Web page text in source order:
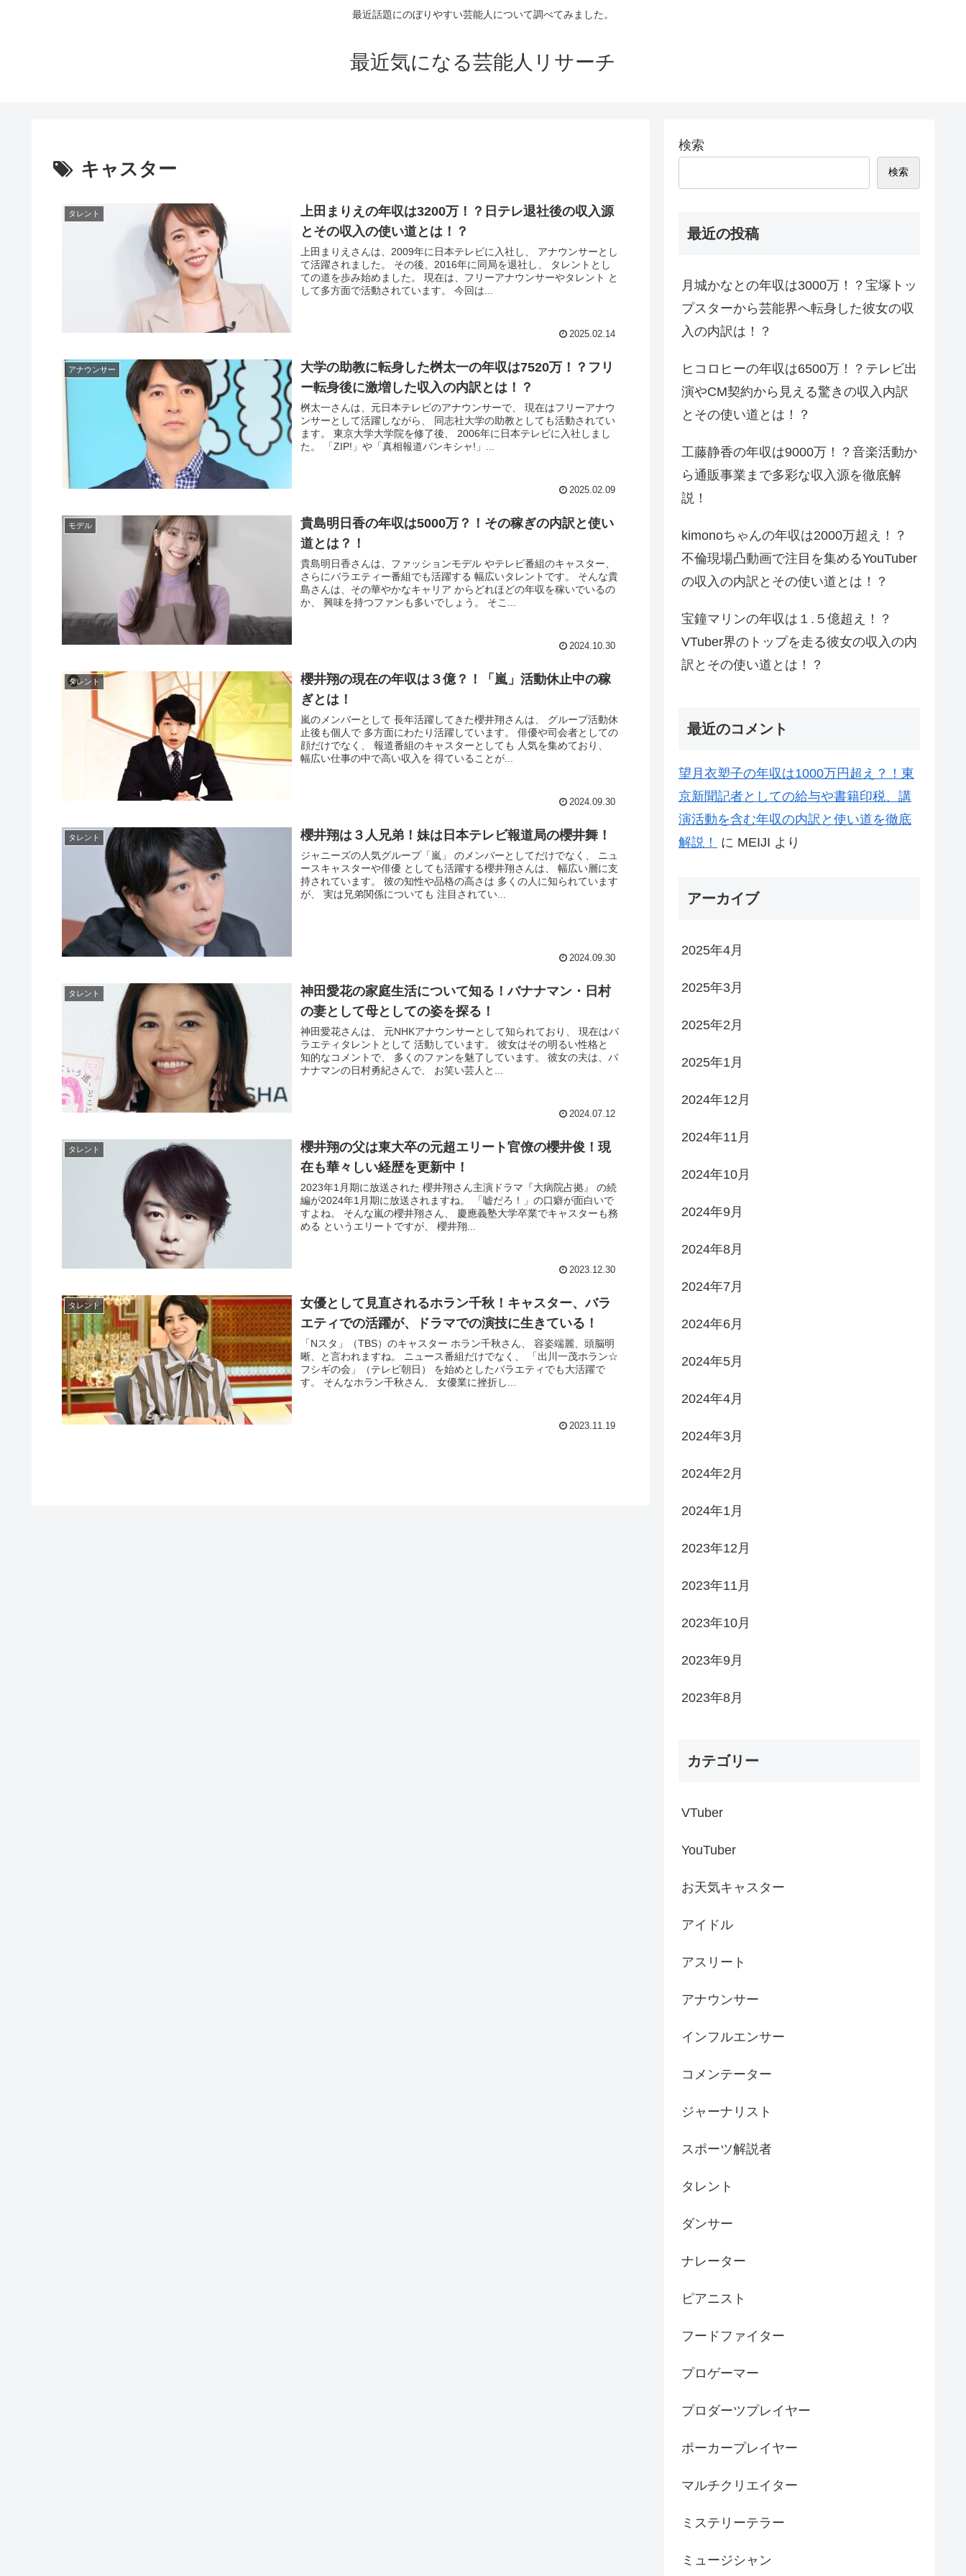
最近話題にのぼりやすい芸能人について調べてみました。
最近気になる芸能人リサーチ
キャスター
タレント
上田まりえの年収は3200万！？日テレ退社後の収入源
とその収入の使い道とは！？
上田まりえさんは、2009年に日本テレビに入社し、 アナウンサーとし
て活躍されました。 その後、2016年に同局を退社し、 タレントとし
ての道を歩み始めました。 現在は、フリーアナウンサーやタレント と
して多方面で活動されています。 今回は...
2025.02.14
アナウンサー
大学の助教に転身した桝太一の年収は7520万！？フリ
ー転身後に激増した収入の内訳とは！？
桝太一さんは、元日本テレビのアナウンサーで、 現在はフリーアナウ
ンサーとして活躍しながら、 同志社大学の助教としても活動されてい
ます。 東京大学大学院を修了後、 2006年に日本テレビに入社しまし
た。 「ZIP!」や「真相報道バンキシャ!」...
2025.02.09
モデル
貴島明日香の年収は5000万？！その稼ぎの内訳と使い
道とは？！
貴島明日香さんは、ファッションモデル やテレビ番組のキャスター、
さらにバラエティー番組でも活躍する 幅広いタレントです。 そんな貴
島さんは、その華やかなキャリア からどれほどの年収を稼いでいるの
か、 興味を持つファンも多いでしょう。 そこ...
2024.10.30
タレント
櫻井翔の現在の年収は３億？！「嵐」活動休止中の稼
ぎとは！
嵐のメンバーとして 長年活躍してきた櫻井翔さんは、 グループ活動休
止後も個人で 多方面にわたり活躍しています。 俳優や司会者としての
顔だけでなく、 報道番組のキャスターとしても 人気を集めており、
幅広い仕事の中で高い収入を 得ていることが...
2024.09.30
タレント 櫻井翔は３人兄弟！妹は日本テレビ報道局の櫻井舞！
ジャニーズの人気グループ「嵐」 のメンバーとしてだけでなく、 ニュ
ースキャスターや俳優 としても活躍する櫻井翔さんは、 幅広い層に支
持されています。 彼の知性や品格の高さは 多くの人に知られています
が、 実は兄弟関係についても 注目されてい...
2024.09.30
タレント
神田愛花の家庭生活について知る！バナナマン・日村
の妻として母としての姿を探る！
神田愛花さんは、 元NHKアナウンサーとして知られており、 現在はバ
ラエティタレントとして 活動しています。 彼女はその明るい性格と
知的なコメントで、 多くのファンを魅了しています。 彼女の夫は、バ
ナナマンの日村勇紀さんで、 お笑い芸人と...
2024.07.12
タレント
櫻井翔の父は東大卒の元超エリート官僚の櫻井俊！現
在も華々しい経歴を更新中！
2023年1月期に放送された 櫻井翔さん主演ドラマ『大病院占拠』 の続
編が2024年1月期に放送されますね。 「嘘だろ！」の口癖が面白いで
すよね。 そんな嵐の櫻井翔さん、 慶應義塾大学卒業でキャスターも務
める というエリートですが、 櫻井翔...
2023.12.30
タレント
女優として見直されるホラン千秋！キャスター、バラ
エティでの活躍が、ドラマでの演技に生きている！
「Nスタ」（TBS）のキャスター ホラン千秋さん、 容姿端麗、頭脳明
晰、と言われますね。 ニュース番組だけでなく、 「出川一茂ホラン☆
フシギの会」（テレビ朝日） を始めとしたバラエティでも大活躍で
す。 そんなホラン千秋さん、 女優業に挫折し...
2023.11.19
検索
検索
最近の投稿
月城かなとの年収は3000万！？宝塚トッ
プスターから芸能界へ転身した彼女の収
入の内訳は！？
ヒコロヒーの年収は6500万！？テレビ出
演やCM契約から見える驚きの収入内訳
とその使い道とは！？
工藤静香の年収は9000万！？音楽活動か
ら通販事業まで多彩な収入源を徹底解
説！
kimonoちゃんの年収は2000万超え！？
不倫現場凸動画で注目を集めるYouTuber
の収入の内訳とその使い道とは！？
宝鐘マリンの年収は１.５億超え！？
VTuber界のトップを走る彼女の収入の内
訳とその使い道とは！？
最近のコメント
望月衣塑子の年収は1000万円超え？！東
京新聞記者としての給与や書籍印税、講
演活動を含む年収の内訳と使い道を徹底
解説！
に MEIJI より
アーカイブ
2025年4月
2025年3月
2025年2月
2025年1月
2024年12月
2024年11月
2024年10月
2024年9月
2024年8月
2024年7月
2024年6月
2024年5月
2024年4月
2024年3月
2024年2月
2024年1月
2023年12月
2023年11月
2023年10月
2023年9月
2023年8月
カテゴリー
VTuber
YouTuber
お天気キャスター
アイドル
アスリート
アナウンサー
インフルエンサー
コメンテーター
ジャーナリスト
スポーツ解説者
タレント
ダンサー
ナレーター
ピアニスト
フードファイター
プロゲーマー
プロダーツプレイヤー
ポーカープレイヤー
マルチクリエイター
ミステリーテラー
ミュージシャン